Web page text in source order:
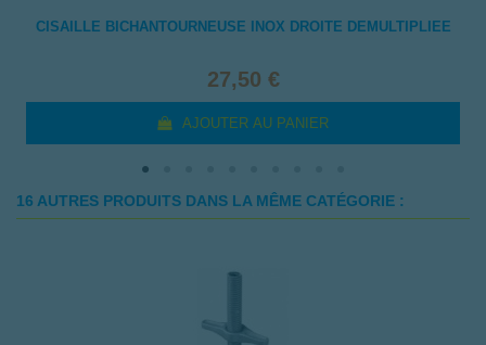
CISAILLE BICHANTOURNEUSE INOX DROITE DEMULTIPLIEE
27,50 €
AJOUTER AU PANIER
16 AUTRES PRODUITS DANS LA MÊME CATÉGORIE :